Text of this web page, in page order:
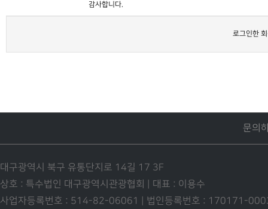
감사합니다.
로그인한
문의
대구광역시 북구 유통단지로 14길 17 3F
상호 : 특수법인 대구광역시관광협회 | 대표 : 이용수
사업자등록번호 : 514-82-06061 | 법인등록번호 : 170171-